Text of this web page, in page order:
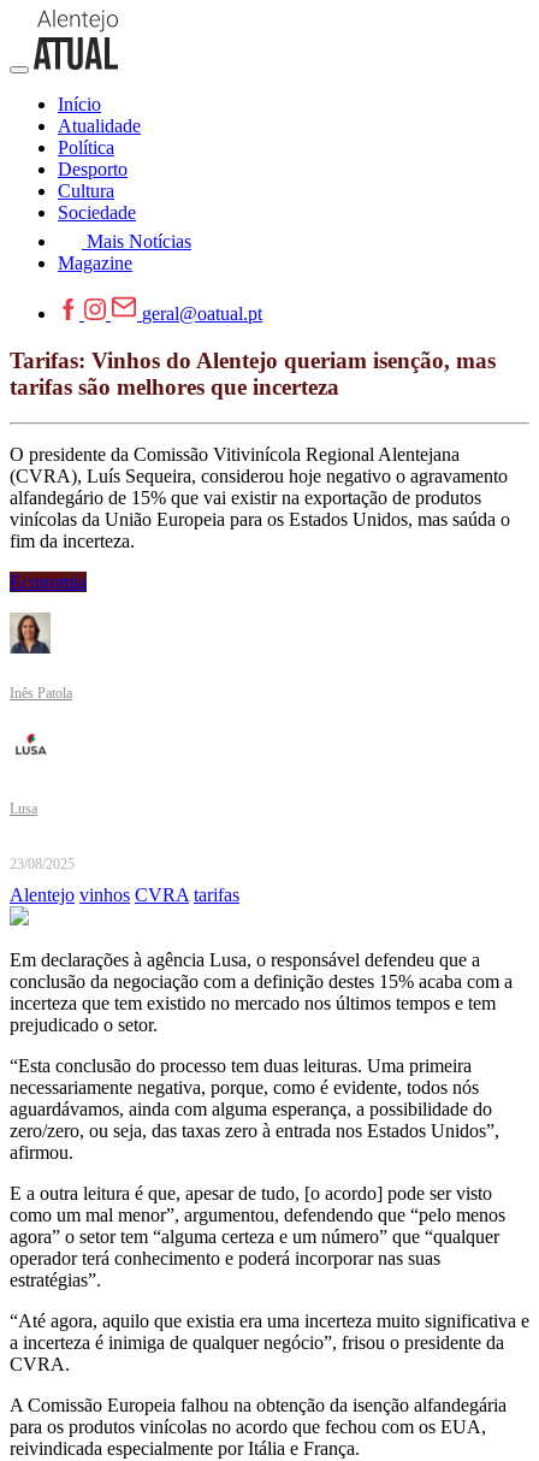
Início
Atualidade
Política
Desporto
Cultura
Sociedade
Mais Notícias
Magazine
geral@oatual.pt
Tarifas: Vinhos do Alentejo queriam isenção, mas
tarifas são melhores que incerteza
O presidente da Comissão Vitivinícola Regional Alentejana
(CVRA), Luís Sequeira, considerou hoje negativo o agravamento
alfandegário de 15% que vai existir na exportação de produtos
vinícolas da União Europeia para os Estados Unidos, mas saúda o
fim da incerteza.
Economia
Inês Patola
Lusa
23/08/2025
Alentejo vinhos CVRA tarifas
Em declarações à agência Lusa, o responsável defendeu que a
conclusão da negociação com a definição destes 15% acaba com a
incerteza que tem existido no mercado nos últimos tempos e tem
prejudicado o setor.
“Esta conclusão do processo tem duas leituras. Uma primeira
necessariamente negativa, porque, como é evidente, todos nós
aguardávamos, ainda com alguma esperança, a possibilidade do
zero/zero, ou seja, das taxas zero à entrada nos Estados Unidos”,
afirmou.
E a outra leitura é que, apesar de tudo, [o acordo] pode ser visto
como um mal menor”, argumentou, defendendo que “pelo menos
agora” o setor tem “alguma certeza e um número” que “qualquer
operador terá conhecimento e poderá incorporar nas suas
estratégias”.
“Até agora, aquilo que existia era uma incerteza muito significativa e
a incerteza é inimiga de qualquer negócio”, frisou o presidente da
CVRA.
A Comissão Europeia falhou na obtenção da isenção alfandegária
para os produtos vinícolas no acordo que fechou com os EUA,
reivindicada especialmente por Itália e França.